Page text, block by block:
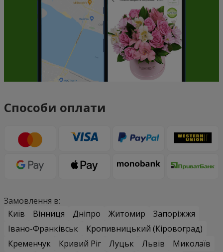
Способи оплати
Замовлення в:
Київ
Вінниця Дніпро Житомир
Запоріжжя
Івано-Франківськ
Кропивницький (Кіровоград)
Кременчук
Кривий Ріг Луцьк Львів
Миколаїв